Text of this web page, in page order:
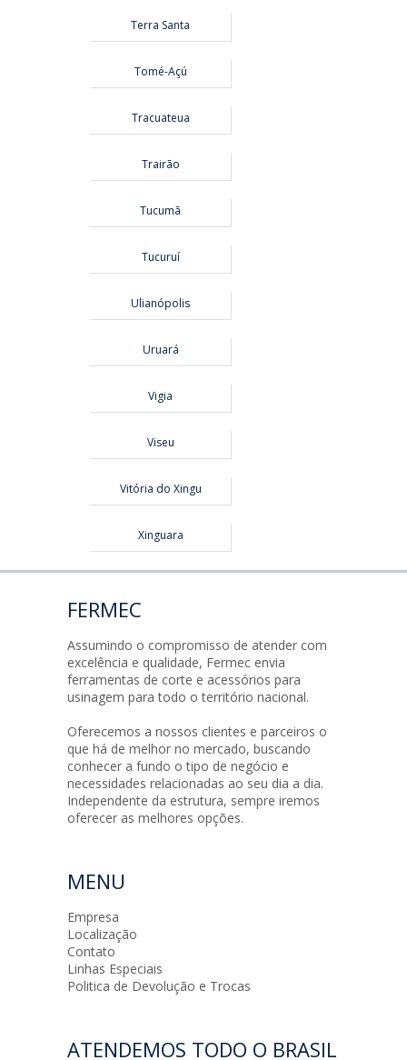
Terra Santa
Tomé-Açú
Tracuateua
Trairão
Tucumã
Tucuruí
Ulianópolis
Uruará
Vigia
Viseu
Vitória do Xingu
Xinguara
FERMEC
Assumindo o compromisso de atender com
excelência e qualidade, Fermec envia
ferramentas de corte e acessórios para
usinagem para todo o território nacional.
Oferecemos a nossos clientes e parceiros o
que há de melhor no mercado, buscando
conhecer a fundo o tipo de negócio e
necessidades relacionadas ao seu dia a dia.
Independente da estrutura, sempre iremos
oferecer as melhores opções.
MENU
Empresa
Localização
Contato
Linhas Especiais
Politica de Devolução e Trocas
ATENDEMOS TODO O BRASIL